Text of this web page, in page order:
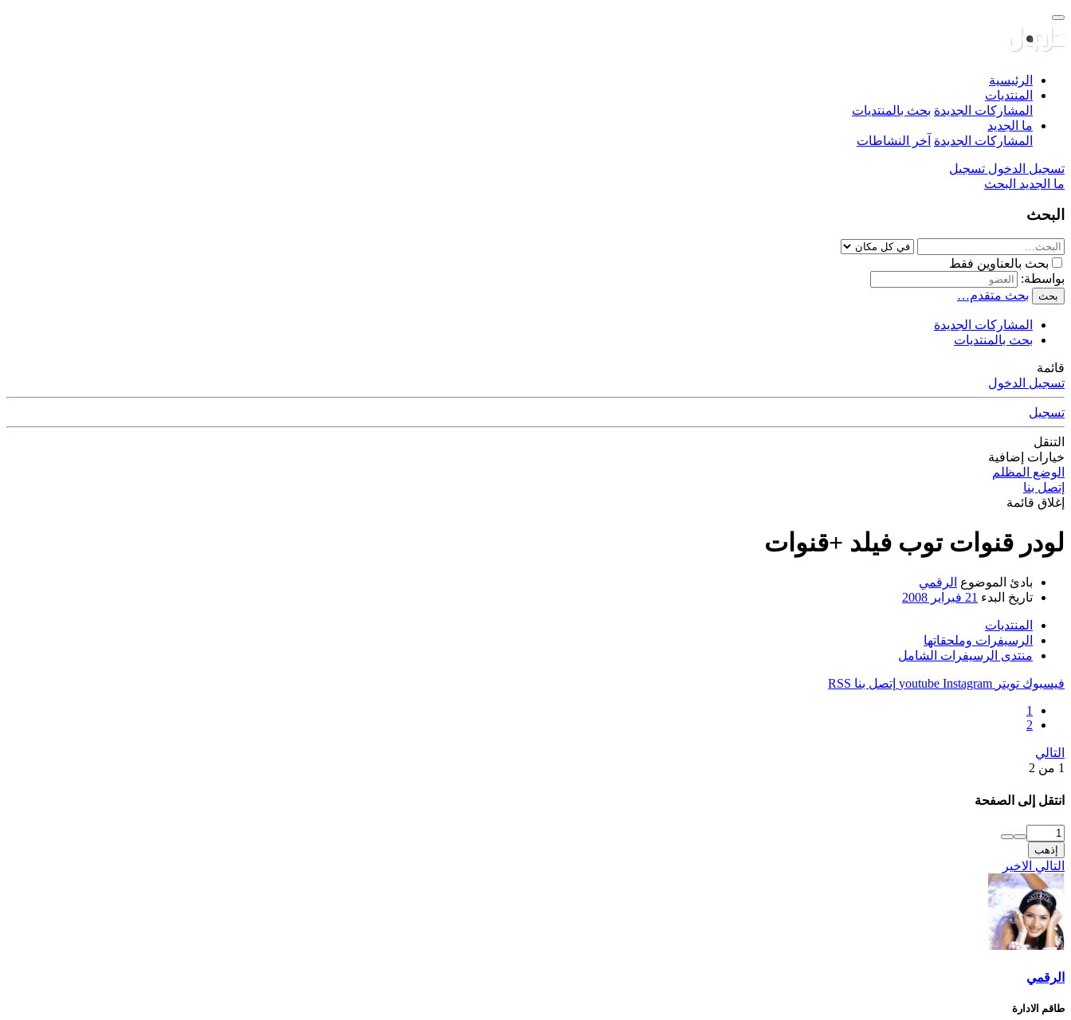
الرئيسية
المنتديات
المشاركات الجديدة بحث بالمنتديات
ما الجديد
المشاركات الجديدة آخر النشاطات
تسجيل الدخول تسجيل
ما الجديد البحث
البحث
بحث بالعناوين فقط
بواسطة:
بحث بحث متقدم…
المشاركات الجديدة
بحث بالمنتديات
قائمة
تسجيل الدخول
تسجيل
التنقل
خيارات إضافية
الوضع المظلم
إتصل بنا
إغلاق قائمة
لودر قنوات توب فيلد +قنوات
بادئ الموضوع الرقمي
تاريخ البدء 21 فبراير 2008
المنتديات
الرسيفرات وملحقاتها
منتدى الرسيفرات الشامل
فيسبوك تويتر youtube Instagram إتصل بنا RSS
1
2
التالي
1 من 2
انتقل إلى الصفحة
إذهب
التالي الاخير
الرقمي
طاقم الادارة